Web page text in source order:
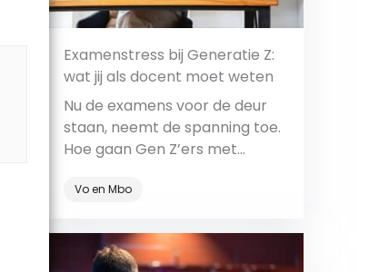
Examenstress bij Generatie Z:
wat jij als docent moet weten
Nu de examens voor de deur
staan, neemt de spanning toe.
Hoe gaan Gen Z’ers met
om ze te ondersteunen?
Vo en Mbo
Bekijk